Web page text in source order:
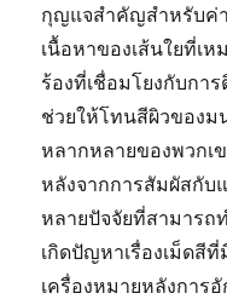
กุญแจสำคัญสำหรับค่า
เนื้อหาของเส้นใยที่เ
ร้องที่เชื่อมโยงกับกา
ช่วยให้โทนสีผิวของ
หลากหลายของพวกเ
หลังจากการสัมผัสกับ
หลายปัจจัยที่สามารถ
เกิดปัญหาเรื่องเม็ดสี
เครื่องหมายหลังการ